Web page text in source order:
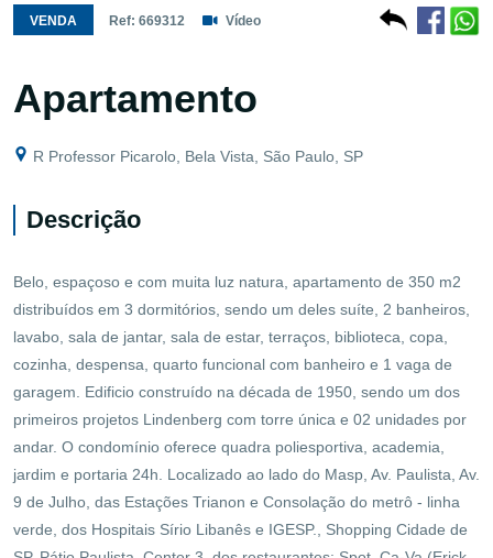
VENDA Ref: 669312 Vídeo
Apartamento
R Professor Picarolo, Bela Vista, São Paulo, SP
Descrição
Belo, espaçoso e com muita luz natura, apartamento de 350 m2
distribuídos em 3 dormitórios, sendo um deles suíte, 2 banheiros,
lavabo, sala de jantar, sala de estar, terraços, biblioteca, copa,
cozinha, despensa, quarto funcional com banheiro e 1 vaga de
garagem. Edificio construído na década de 1950, sendo um dos
primeiros projetos Lindenberg com torre única e 02 unidades por
andar. O condomínio oferece quadra poliesportiva, academia,
jardim e portaria 24h. Localizado ao lado do Masp, Av. Paulista, Av.
9 de Julho, das Estações Trianon e Consolação do metrô - linha
verde, dos Hospitais Sírio Libanês e IGESP., Shopping Cidade de